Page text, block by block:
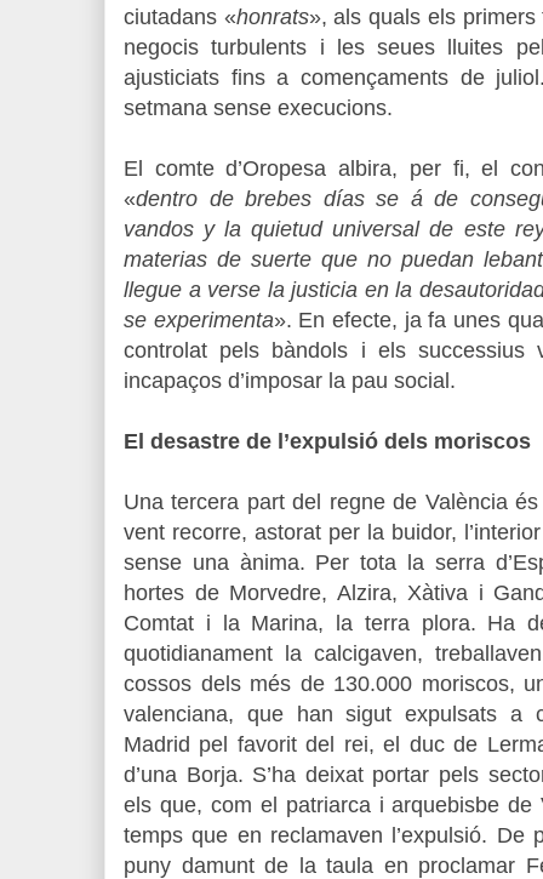
ciutadans «honrats», als quals els
negocis turbulents i les seues lluites
ajusticiats fins a començaments de
setmana sense execucions.
El comte d’Oropesa albira, per fi, el
«dentro de brebes días se á de
vandos y la quietud universal de este
materias de suerte que no puedan
llegue a verse la justicia en la
se experimenta». En efecte, ja fa unes
controlat pels bàndols i els successius
incapaços d’imposar la pau social.
El desastre de l’expulsió dels moriscos
Una tercera part del regne de València
vent recorre, astorat per la buidor,
sense una ànima. Per tota la serra
hortes de Morvedre, Alzira, Xàtiva i
Comtat i la Marina, la terra plora. Ha
quotidianament la calcigaven,
cossos dels més de 130.000 moriscos,
valenciana, que han sigut expulsats a
Madrid pel favorit del rei, el duc de
d’una Borja. S’ha deixat portar pels
els que, com el patriarca i arquebisbe de
temps que en reclamaven l’expulsió. De
puny damunt de la taula en proclamar